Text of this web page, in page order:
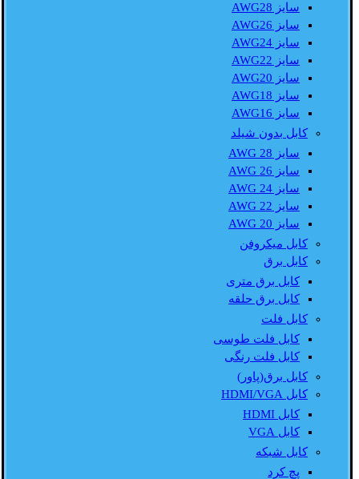
سایز AWG28
سایز AWG26
سایز AWG24
سایز AWG22
سایز AWG20
سایز AWG18
سایز AWG16
کابل بدون شیلد
سایز AWG 28
سایز AWG 26
سایز AWG 24
سایز AWG 22
سایز AWG 20
کابل میکروفن
کابل برق
کابل برق متری
کابل برق حلقه
کابل فلت
کابل فلت طوسی
کابل فلت رنگی
کابل برق(پاور)
کابل HDMI/VGA
کابل HDMI
کابل VGA
کابل شبکه
پچ کرد